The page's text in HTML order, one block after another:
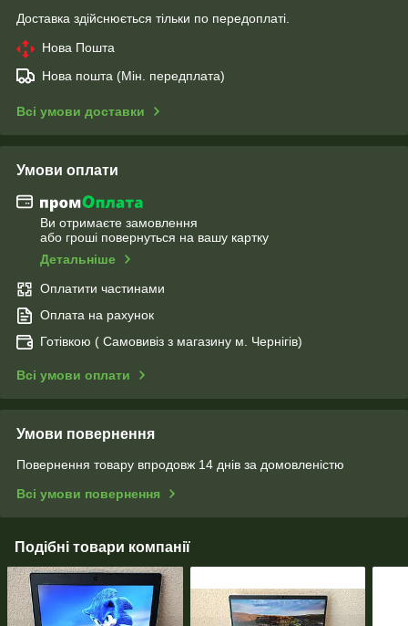
Доставка здійснюється тільки по передоплаті.
Нова Пошта
Нова пошта (Мін. передплата)
Всі умови доставки
Умови оплати
Ви отримаєте замовлення
або гроші повернуться на вашу картку
Детальніше
Оплатити частинами
Оплата на рахунок
Готівкою ( Самовивіз з магазину м. Чернігів)
Всі умови оплати
Умови повернення
Повернення товару впродовж 14 днів за домовленістю
Всі умови повернення
Подібні товари компанії